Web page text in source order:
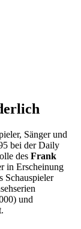
Sänger und
bei der Daily
des Frank
in Erscheinung
Schauspieler
und